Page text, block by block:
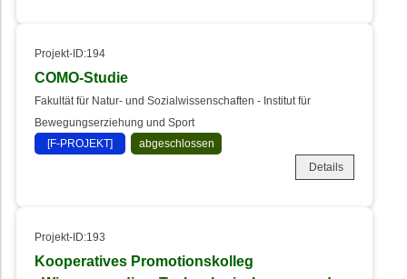
Projekt-ID:194
COMO-Studie
Fakultät für Natur- und Sozialwissenschaften - Institut für
Bewegungserziehung und Sport
[F-PROJEKT]
abgeschlossen
Details
Projekt-ID:193
Kooperatives Promotionskolleg